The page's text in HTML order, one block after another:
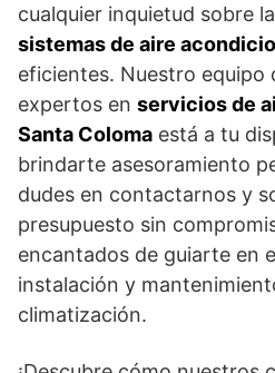
cualquier inquietud sobre la
sistemas de aire
eficientes. Nuestro equipo
expertos en servicios de
Santa Coloma está a tu
brindarte asesoramiento
dudes en contactarnos y
presupuesto sin
encantados de guiarte en
instalación y
climatización.